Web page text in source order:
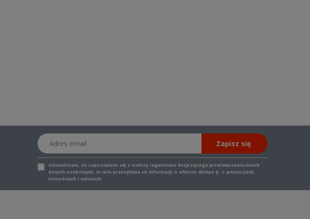
Adres email
Zapisz się
Oświadczam, że zapoznałem się z treścią regulaminu dotyczącego przetwarzania moich
danych osobowych, w celu przesyłania mi informacji o ofercie sklepu tj. o promocjach,
nowościach i rabatach.